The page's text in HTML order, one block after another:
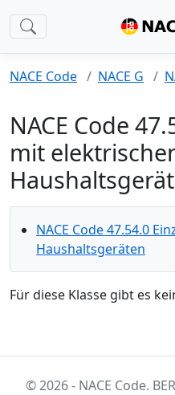
NACE Code NACE G
NACE Code
mit
NACE Code 47.54.0
Haushaltsgeräten
Für diese Klasse gibt es
© 2026 - NACE Code.